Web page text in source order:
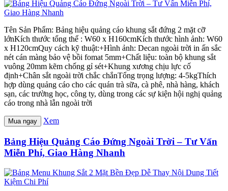
Tên Sản Phẩm: Bảng hiệu quảng cáo khung sắt đứng 2 mặt cỡ
lớnKích thước tổng thể : W60 x H160cmKích thước hình ảnh: W60
x H120cmQuy cách kỹ thuật:+Hình ảnh: Decan ngoài trời in ấn sắc
nét cán màng bảo vệ bồi fomat 5mm+Chất liệu: toàn bộ khung sắt
vuông 20mm kẽm chống gỉ sét+Khung xương chịu lực cố
định+Chân sắt ngoài trời chắc chắnTổng trọng lượng: 4-5kgThích
hợp dùng quảng cáo cho các quán trà sữa, cà phê, nhà hàng, khách
sạn, các trường học, công ty, dùng trong các sự kiện hội nghị quảng
cáo trong nhà lẫn ngoài trời
Mua ngay Xem
Bảng Hiệu Quảng Cáo Đứng Ngoài Trời – Tư Vấn
Miễn Phí, Giao Hàng Nhanh